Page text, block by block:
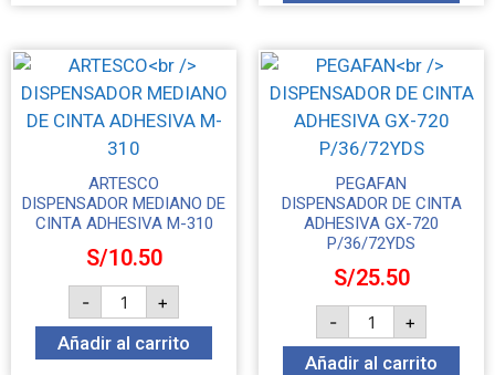
ARTESCO
DISPENSADOR MEDIANO DE
CINTA ADHESIVA M-310
S/10.50
-
+
Añadir al carrito
PEGAFAN
DISPENSADOR DE CINTA
ADHESIVA GX-720
P/36/72YDS
S/25.50
-
+
Añadir al carrito